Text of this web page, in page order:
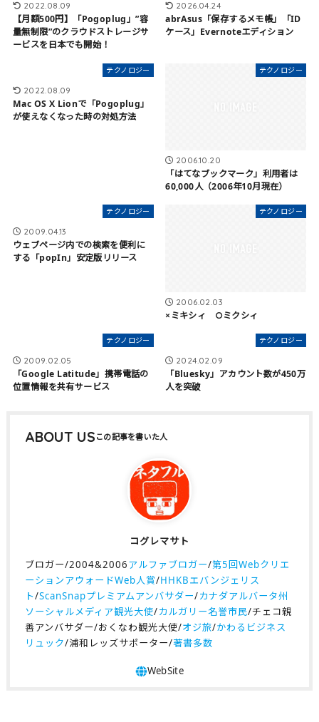
2022.08.09
【月額500円】「Pogoplug」”容
量無制限”のクラウドストレージサ
ービスを日本でも開始！
2026.04.24
abrAsus「保存するメモ帳」「ID
ケース」Evernoteエディション
テクノロジー
2022.08.09
Mac OS X Lionで「Pogoplug」
が使えなくなった時の対処方法
テクノロジー
2006.10.20
「はてなブックマーク」利用者は
60,000人（2006年10月現在）
テクノロジー
2009.04.13
ウェブページ内での検索を便利に
する「popIn」安定版リリース
テクノロジー
2006.02.03
×ミキシィ ○ミクシィ
テクノロジー
2009.02.05
「Google Latitude」携帯電話の
位置情報を共有サービス
テクノロジー
2024.02.09
「Bluesky」アカウント数が450万
人を突破
ABOUT US
コグレマサト
ブロガー/2004&2006アルファブロガー/第5回Webクリエ
ーションアウォードWeb人賞/HHKBエバンジェリス
ト/ScanSnapプレミアムアンバサダー/カナダアルバータ州
ソーシャルメディア観光大使/カルガリー名誉市民/チェコ親
善アンバサダー/おくなわ観光大使/オジ旅/かわるビジネス
リュック/浦和レッズサポーター/著書多数